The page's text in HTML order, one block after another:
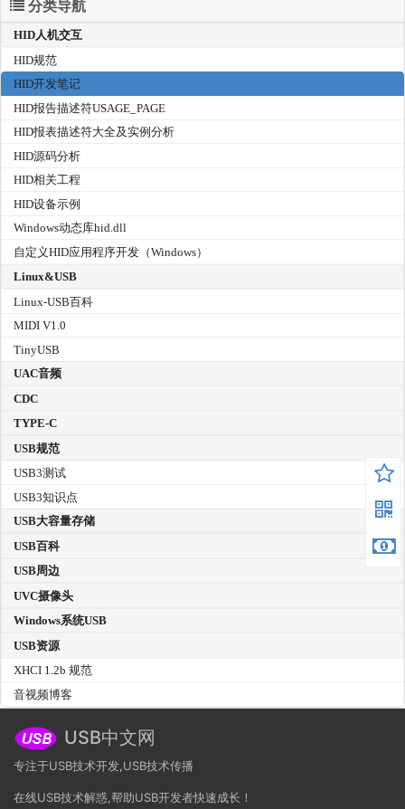
分类导航
HID人机交互
HID规范
HID开发笔记
HID报告描述符USAGE_PAGE
HID报表描述符大全及实例分析
HID源码分析
HID相关工程
HID设备示例
Windows动态库hid.dll
自定义HID应用程序开发（Windows）
Linux&USB
Linux-USB百科
MIDI V1.0
TinyUSB
UAC音频
CDC
TYPE-C
USB规范
USB3测试
USB3知识点
USB大容量存储
USB百科
USB周边
UVC摄像头
Windows系统USB
USB资源
XHCI 1.2b 规范
音视频博客
USB中文网
专注于USB技术开发,USB技术传播
在线USB技术解惑,帮助USB开发者快速成长！